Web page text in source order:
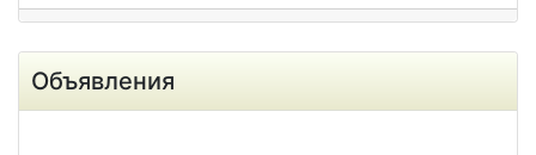
Объявления